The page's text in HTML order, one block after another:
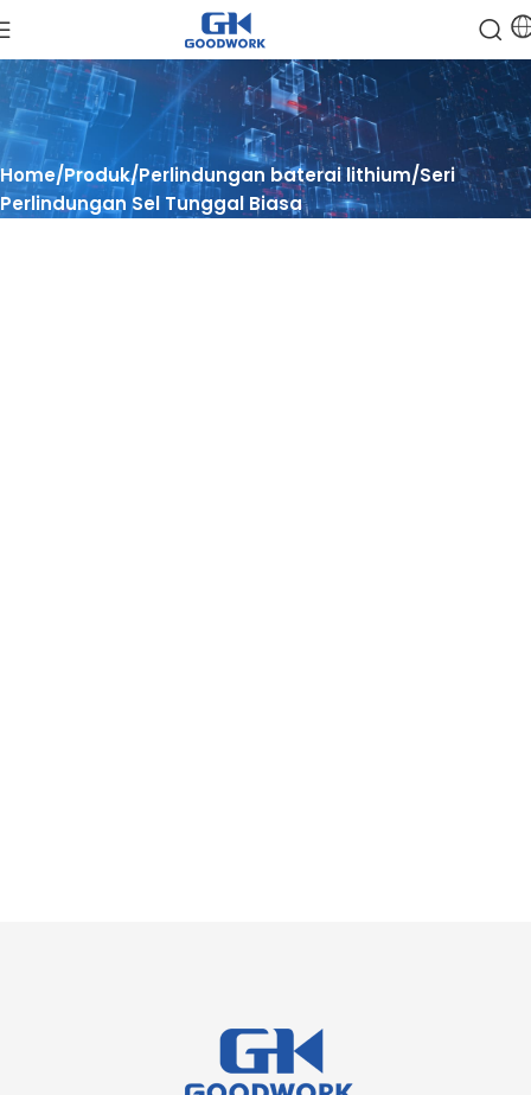
Home Produk Perlindungan baterai lithium Seri
Perlindungan Sel Tunggal Biasa